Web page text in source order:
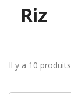
Riz
Il y a 10 produits